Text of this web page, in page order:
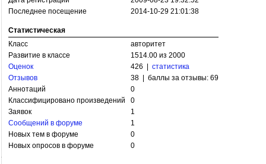
Последнее посещение
2014-10-29 21:01:38
Статистическая
Класс
авторитет
Развитие в классе
1514.00 из 2000
Оценок
426 | статистика
Отзывов
38 | баллы за отзывы: 69
Аннотаций
0
Классифицировано произведений
0
Заявок
1
Сообщений в форуме
1
Новых тем в форуме
0
Новых опросов в форуме
0